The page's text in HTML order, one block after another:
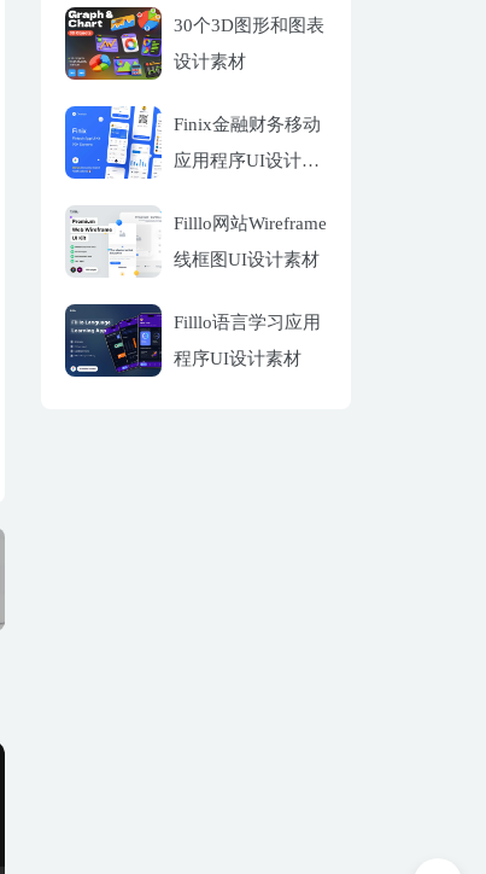
30个3D图形和图表
设计素材
Finix金融财务移动
应用程序UI设计套
Filllo网站Wireframe
线框图UI设计素材
Filllo语言学习应用
程序UI设计素材